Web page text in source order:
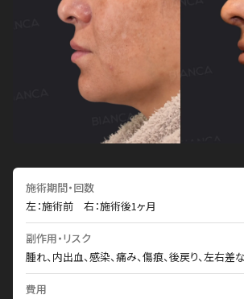
施術期間・回数
左：施術前 右：施術後1ヶ月
副作用・リスク
腫れ、内出血、感染、痛み、傷痕、後戻り、左右差
費用